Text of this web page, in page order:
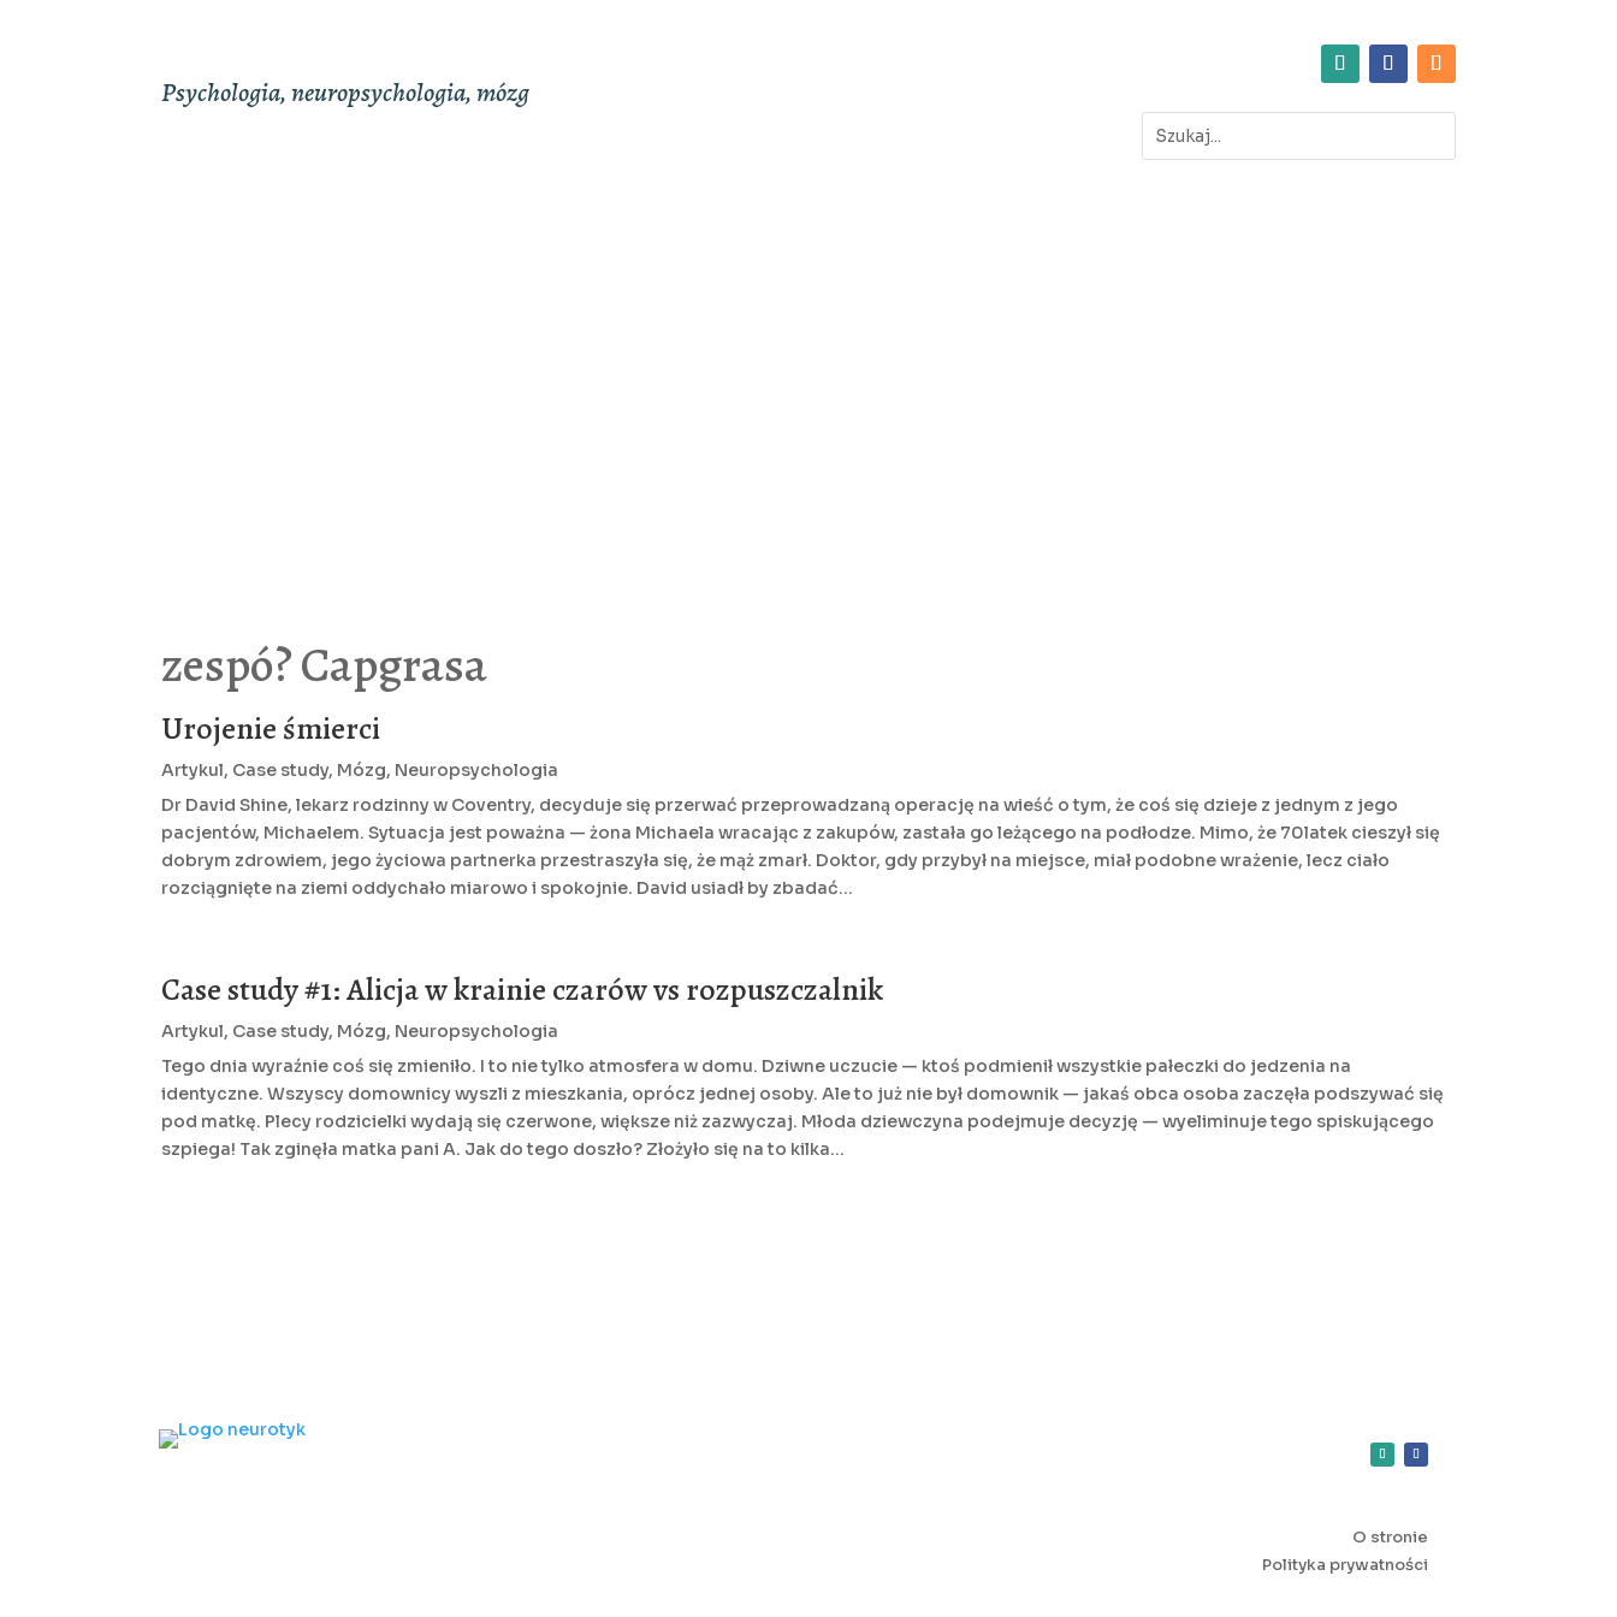
Psychologia, neuropsychologia, mózg
zespó? Capgrasa
Urojenie śmierci
Artykul, Case study, Mózg, Neuropsychologia
Dr David Shine, lekarz rodzinny w Coventry, decyduje się przerwać przeprowadzaną operację na wieść o tym, że coś się dzieje z jednym z jego
pacjentów, Michaelem. Sytuacja jest poważna — żona Michaela wracając z zakupów, zastała go leżącego na podłodze. Mimo, że 70latek cieszył się
dobrym zdrowiem, jego życiowa partnerka przestraszyła się, że mąż zmarł. Doktor, gdy przybył na miejsce, miał podobne wrażenie, lecz ciało
rozciągnięte na ziemi oddychało miarowo i spokojnie. David usiadł by zbadać...
Case study #1: Alicja w krainie czarów vs rozpuszczalnik
Artykul, Case study, Mózg, Neuropsychologia
Tego dnia wyraźnie coś się zmieniło. I to nie tylko atmosfera w domu. Dziwne uczucie — ktoś podmienił wszystkie pałeczki do jedzenia na
identyczne. Wszyscy domownicy wyszli z mieszkania, oprócz jednej osoby. Ale to już nie był domownik — jakaś obca osoba zaczęła podszywać się
pod matkę. Plecy rodzicielki wydają się czerwone, większe niż zazwyczaj. Młoda dziewczyna podejmuje decyzję — wyeliminuje tego spiskującego
szpiega! Tak zginęła matka pani A. Jak do tego doszło? Złożyło się na to kilka...
O stronie
Polityka prywatności